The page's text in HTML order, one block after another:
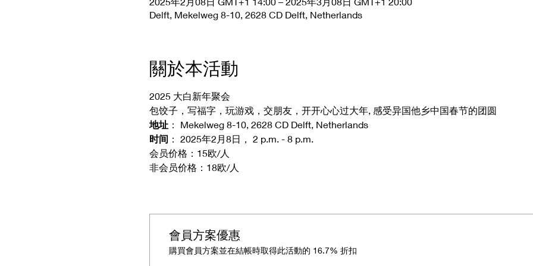
Delft, Mekelweg 8-10, 2628 CD Delft, Netherlands
關於本活動
2025 大白新年聚会
包饺子，写福字，玩游戏，交朋友，开开心心过大年, 感受异国他乡中国春节的团圆
地址： Mekelweg 8-10, 2628 CD Delft, Netherlands
时间 ： 2025年2月8日， 2 p.m. - 8 p.m.
会员价格：15欧/人
非会员价格：18欧/人
會員方案優惠
購買會員方案並在結帳時取得此活動的 16.7% 折扣